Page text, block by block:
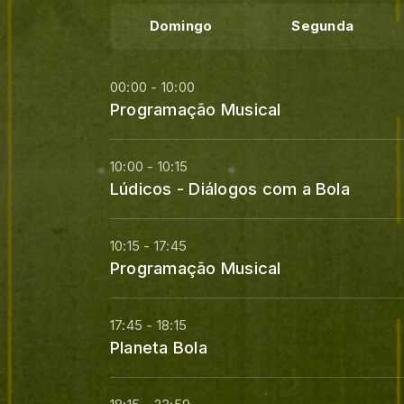
Domingo Segunda
00:00 - 10:00
Programação Musical
10:00 - 10:15
Lúdicos - Diálogos com a Bola
10:15 - 17:45
Programação Musical
17:45 - 18:15
Planeta Bola